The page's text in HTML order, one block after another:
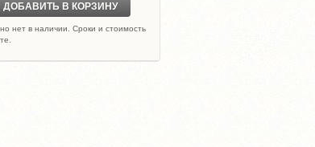
ДОБАВИТЬ В КОРЗИНУ
нет в наличии. Сроки и стоимость